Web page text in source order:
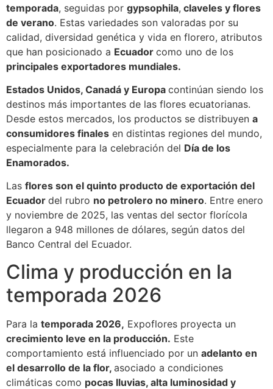
temporada, seguidas por gypsophila, claveles y flores
de verano. Estas variedades son valoradas por su
calidad, diversidad genética y vida en florero, atributos
que han posicionado a Ecuador como uno de los
principales exportadores mundiales.
Estados Unidos, Canadá y Europa continúan siendo los
destinos más importantes de las flores ecuatorianas.
Desde estos mercados, los productos se distribuyen a
consumidores finales en distintas regiones del mundo,
especialmente para la celebración del Día de los
Enamorados.
Las flores son el quinto producto de exportación del
Ecuador del rubro no petrolero no minero. Entre enero
y noviembre de 2025, las ventas del sector florícola
llegaron a 948 millones de dólares, según datos del
Banco Central del Ecuador.
Clima y producción en la
temporada 2026
Para la temporada 2026, Expoflores proyecta un
crecimiento leve en la producción. Este
comportamiento está influenciado por un adelanto en
el desarrollo de la flor, asociado a condiciones
climáticas como pocas lluvias, alta luminosidad y